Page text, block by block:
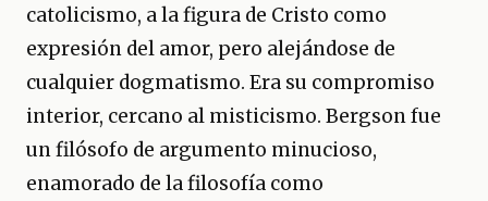
catolicismo, a la figura de Cristo como
expresión del amor, pero alejándose de
cualquier dogmatismo. Era su compromiso
interior, cercano al misticismo. Bergson fue
un filósofo de argumento minucioso,
enamorado de la filosofía como